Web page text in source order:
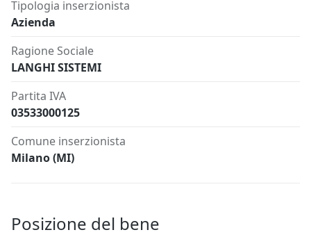
Tipologia inserzionista
Azienda
Ragione Sociale
LANGHI SISTEMI
Partita IVA
03533000125
Comune inserzionista
Milano (MI)
Posizione del bene